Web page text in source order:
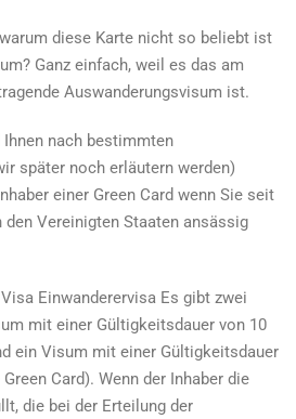
diese Karte nicht so beliebt ist
Ganz einfach, weil es das am
Auswanderungsvisum ist.
nach bestimmten
später noch erläutern werden)
einer Green Card wenn Sie seit
Vereinigten Staaten ansässig
Einwanderervisa Es gibt zwei
mit einer Gültigkeitsdauer von 10
ein Visum mit einer Gültigkeitsdauer
Card). Wenn der Inhaber die
die bei der Erteilung der